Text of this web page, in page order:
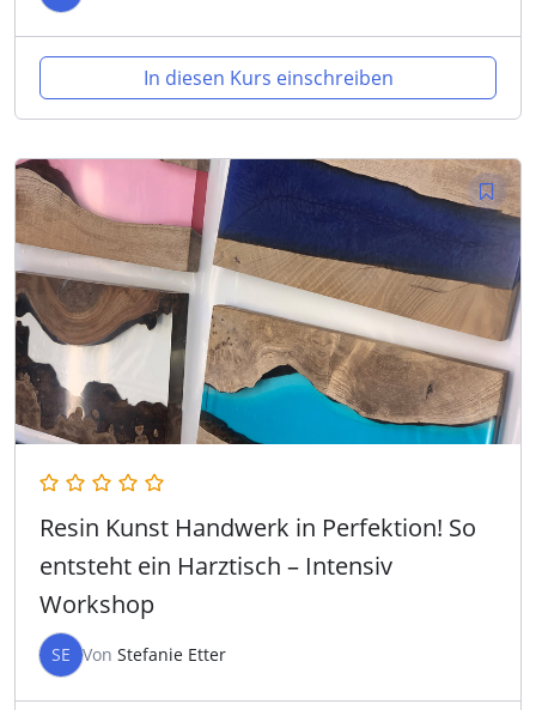
In diesen Kurs einschreiben
Resin Kunst Handwerk in Perfektion! So
entsteht ein Harztisch – Intensiv
Workshop
SE Von Stefanie Etter